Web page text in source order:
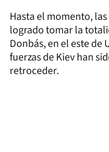
Hasta el momento,
logrado tomar la
Donbás, en el este de
fuerzas de Kiev han
retroceder.